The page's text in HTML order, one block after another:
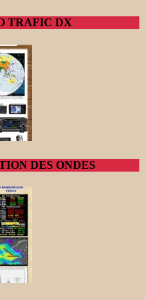
TRAFIC DX
DES ONDES